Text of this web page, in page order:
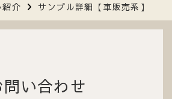
介 サンプル詳細【車販売系】
問い合わせ